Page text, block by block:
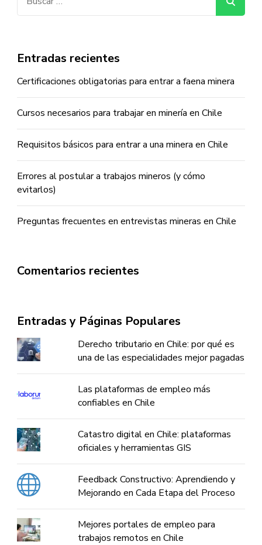
Entradas recientes
Certificaciones obligatorias para entrar a faena minera
Cursos necesarios para trabajar en minería en Chile
Requisitos básicos para entrar a una minera en Chile
Errores al postular a trabajos mineros (y cómo
evitarlos)
Preguntas frecuentes en entrevistas mineras en Chile
Comentarios recientes
Entradas y Páginas Populares
Derecho tributario en Chile: por qué es
una de las especialidades mejor pagadas
Las plataformas de empleo más
confiables en Chile
Catastro digital en Chile: plataformas
oficiales y herramientas GIS
Feedback Constructivo: Aprendiendo y
Mejorando en Cada Etapa del Proceso
Mejores portales de empleo para
trabajos remotos en Chile